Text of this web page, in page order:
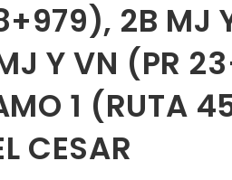
2B MJ
Y VN (PR
1 (RUTA
CESAR